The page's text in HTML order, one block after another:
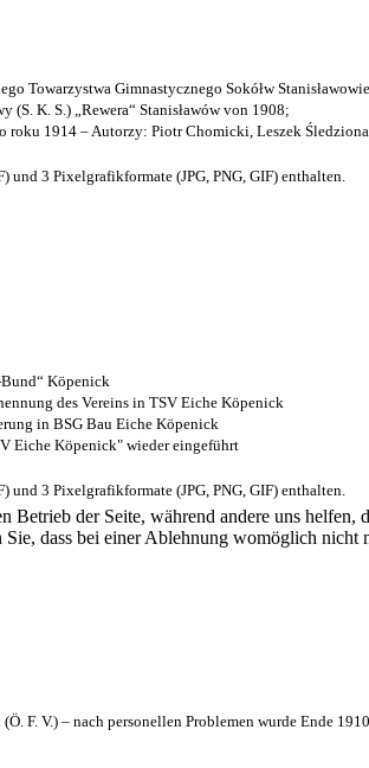
der Seite, während andere uns
dass bei einer Ablehnung womöglich
Towarzystwa Gimnastycznego Sokółw
(S. K. S.) „Rewera“ Stanisławów von 1908;
1914 – Autorzy: Piotr Chomicki, Leszek
3 Pixelgrafikformate (JPG, PNG, GIF) enthalten.
Köpenick
des Vereins in TSV Eiche Köpenick
in BSG Bau Eiche Köpenick
Eiche Köpenick" wieder eingeführt
3 Pixelgrafikformate (JPG, PNG, GIF) enthalten.
F. V.) – nach personellen Problemen wurde Ende